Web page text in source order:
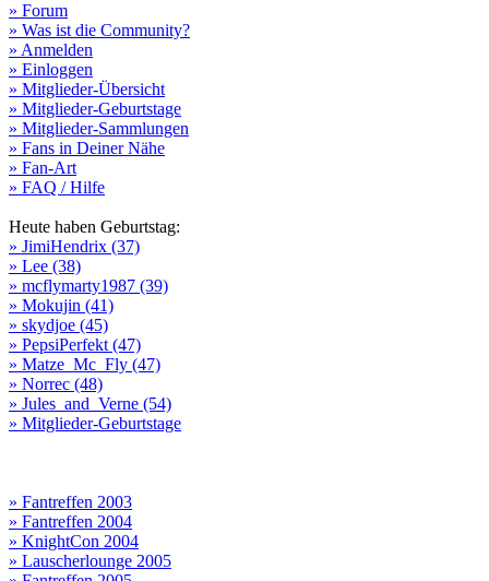
» Forum
» Was ist die Community?
» Anmelden
» Einloggen
» Mitglieder-Übersicht
» Mitglieder-Geburtstage
» Mitglieder-Sammlungen
» Fans in Deiner Nähe
» Fan-Art
» FAQ / Hilfe
Heute haben Geburtstag:
» JimiHendrix (37)
» Lee (38)
» mcflymarty1987 (39)
» Mokujin (41)
» skydjoe (45)
» PepsiPerfekt (47)
» Matze_Mc_Fly (47)
» Norrec (48)
» Jules_and_Verne (54)
» Mitglieder-Geburtstage
» Fantreffen 2003
» Fantreffen 2004
» KnightCon 2004
» Lauscherlounge 2005